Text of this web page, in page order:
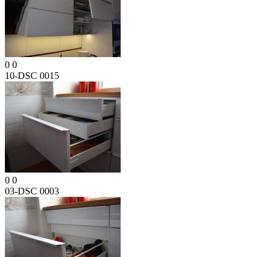
0 0
10-DSC 0015
0 0
03-DSC 0003